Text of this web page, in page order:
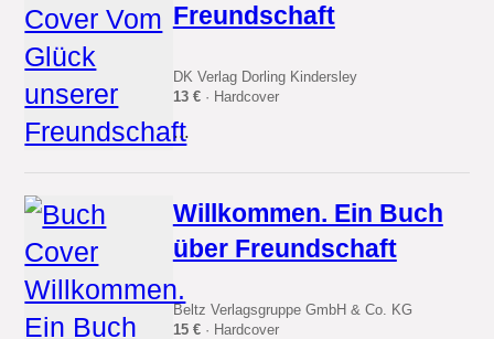
Freundschaft
DK Verlag Dorling Kindersley
13 €· Hardcover
...
Willkommen. Ein Buch
über Freundschaft
Beltz Verlagsgruppe GmbH & Co. KG
15 €· Hardcover